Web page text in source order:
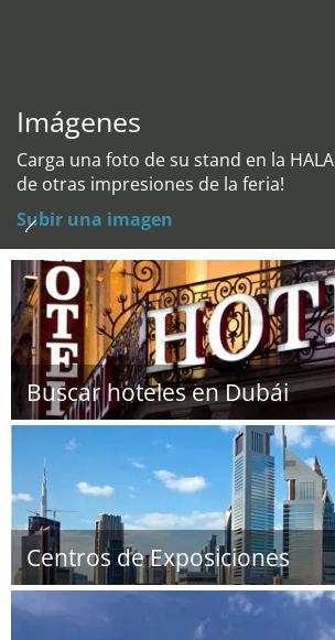
Imágenes
Carga una foto de su stand en la
de otras impresiones de la feria!
Subir una imagen
Buscar hoteles en Dubái
Centros de Exposiciones